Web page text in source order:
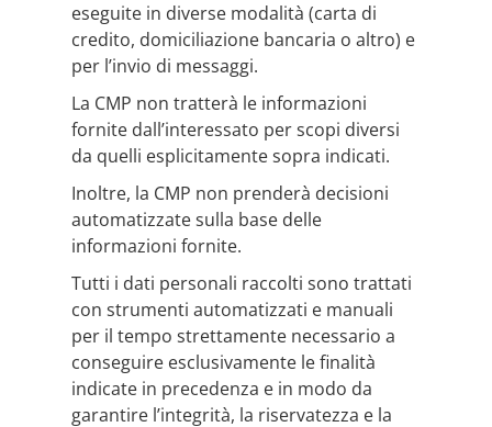
eseguite in diverse modalità (carta di
credito, domiciliazione bancaria o altro) e
per l’invio di messaggi.
La CMP non tratterà le informazioni
fornite dall’interessato per scopi diversi
da quelli esplicitamente sopra indicati.
Inoltre, la CMP non prenderà decisioni
automatizzate sulla base delle
informazioni fornite.
Tutti i dati personali raccolti sono trattati
con strumenti automatizzati e manuali
per il tempo strettamente necessario a
conseguire esclusivamente le finalità
indicate in precedenza e in modo da
garantire l’integrità, la riservatezza e la